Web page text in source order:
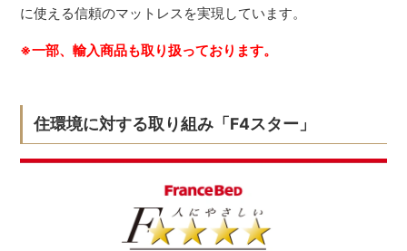
に使える信頼のマットレスを実現しています。
※一部、輸入商品も取り扱っております。
住環境に対する取り組み「F4スター」